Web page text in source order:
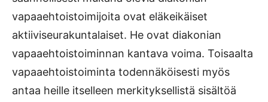
vapaaehtoistoi­mijoita ovat eläkeikäiset
aktiiviseurakuntalaiset. He ovat diakonian
vapaaehtoistoiminnan kantava voima. Toisaalta
vapaaehtoistoiminta todennäköisesti myös
antaa heille itselleen merkityksellistä sisältöä